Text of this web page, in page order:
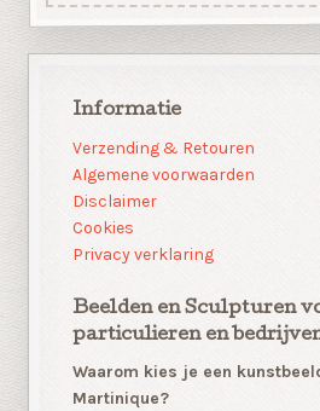
Informatie
Verzending & Retouren
Algemene voorwaarden
Disclaimer
Cookies
Privacy verklaring
Beelden en Sculpturen
particulieren en
Waarom kies je een
Martinique?